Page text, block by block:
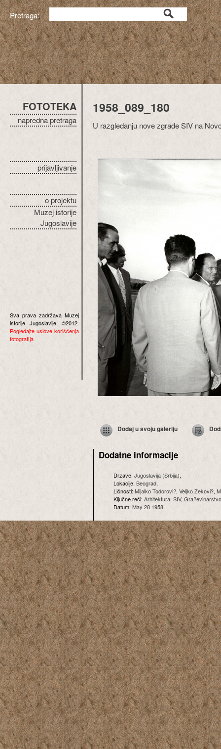
Pretraga:
FOTOTEKA
napredna pretraga
prijavljivanje
o projektu
Muzej istorije
Jugoslavije
Sva prava zadržava Muzej
istorije Jugoslavije, ©2012.
Pogledajte uslove korišćenja
fotografija
1958_089_180
U razgledanju nove zgrade SIV na
Dodaj u svoju galeriju
Dodatne informacije
Drzave:Jugoslavija (Srbija),
Lokacije:Beograd,
Ličnosti:Mijalko Todorovi?, Veljko Zekovi?,
Ključne reči:Arhitektura, SIV, Gra?evinarstvo
Datum:May 28 1958